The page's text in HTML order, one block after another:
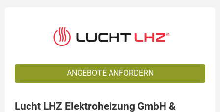
ANGEBOTE ANFORDERN
Lucht LHZ Elektroheizung GmbH &